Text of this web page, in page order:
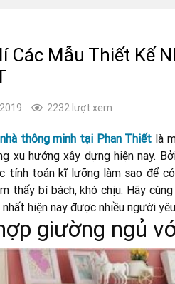
Các Mẫu Thiết Kế
2232 lượt xem
thông minh tại Phan Thiết là
xu hướng xây dựng hiện nay.
tính toán kĩ lưỡng làm sao để
thấy bí bách, khó chịu. Hãy
hiện nay được nhiều người
giường ngủ